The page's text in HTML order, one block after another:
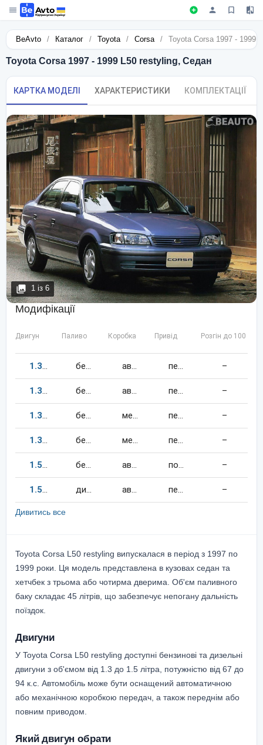
BeAvto / Каталог / Toyota / Corsa / Toyota Corsa 1997 - 1999
Toyota Corsa 1997 - 1999 L50 restyling, Седан
КАРТКА МОДЕЛІ ХАРАКТЕРИСТИКИ КОМПЛЕКТАЦІЇ
1 із 6
Модифікації
Двигун Паливо Коробка Привід Розгін до 100 км/
1.388 бензин автомат передній –
1.385 бензин автомат передній –
1.388 бензин механіка передній –
1.385 бензин механіка передній –
1.591 бензин автомат повний –
1.567 дизель автомат передній –
Дивитись все
Toyota Corsa L50 restyling випускалася в період з 1997 по
1999 роки. Ця модель представлена в кузовах седан та
хетчбек з трьома або чотирма дверима. Об'єм паливного
баку складає 45 літрів, що забезпечує непогану дальність
поїздок.
Двигуни
У Toyota Corsa L50 restyling доступні бензинові та дизельні
двигуни з об'ємом від 1.3 до 1.5 літра, потужністю від 67 до
94 к.с. Автомобіль може бути оснащений автоматичною
або механічною коробкою передач, а також переднім або
повним приводом.
Який двигун обрати